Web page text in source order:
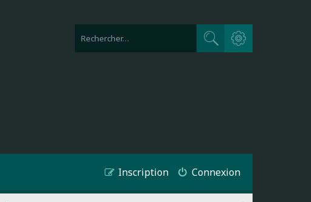
Rechercher
Recherche avancée
Connexion
Inscription